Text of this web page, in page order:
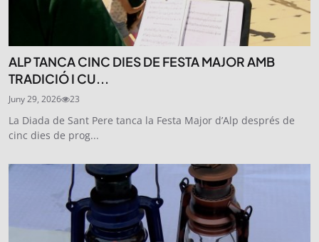
ALP TANCA CINC DIES DE FESTA MAJOR AMB
TRADICIÓ I CU...
Juny 29, 2026 23
La Diada de Sant Pere tanca la Festa Major d’Alp després de
cinc dies de prog...